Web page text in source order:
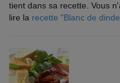
tient dans sa recette. Vous
lire la recette "Blanc de